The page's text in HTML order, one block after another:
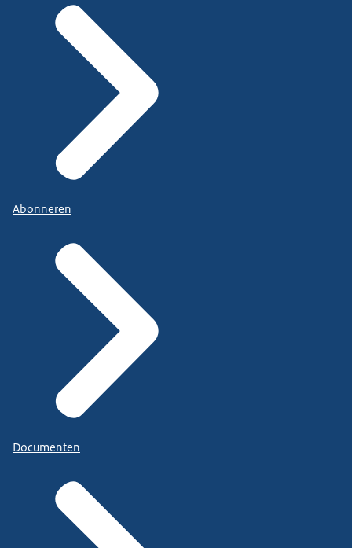
Abonneren
Documenten